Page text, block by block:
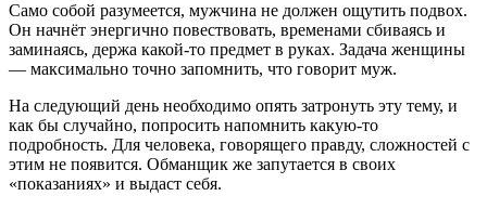
Само собой разумеется, мужчина не должен ощутить подвох.
Он начнёт энергично повествовать, временами сбиваясь и
заминаясь, держа какой-то предмет в руках. Задача женщины
— максимально точно запомнить, что говорит муж.
На следующий день необходимо опять затронуть эту тему, и
как бы случайно, попросить напомнить какую-то
подробность. Для человека, говорящего правду, сложностей с
этим не появится. Обманщик же запутается в своих
«показаниях» и выдаст себя.